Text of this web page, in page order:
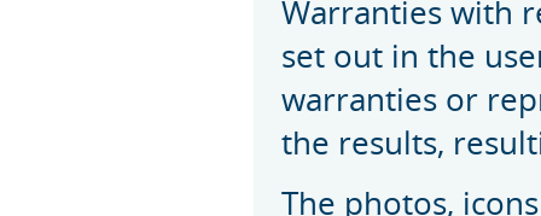
Warranties with
set out in the
warranties or
the results,
The photos,